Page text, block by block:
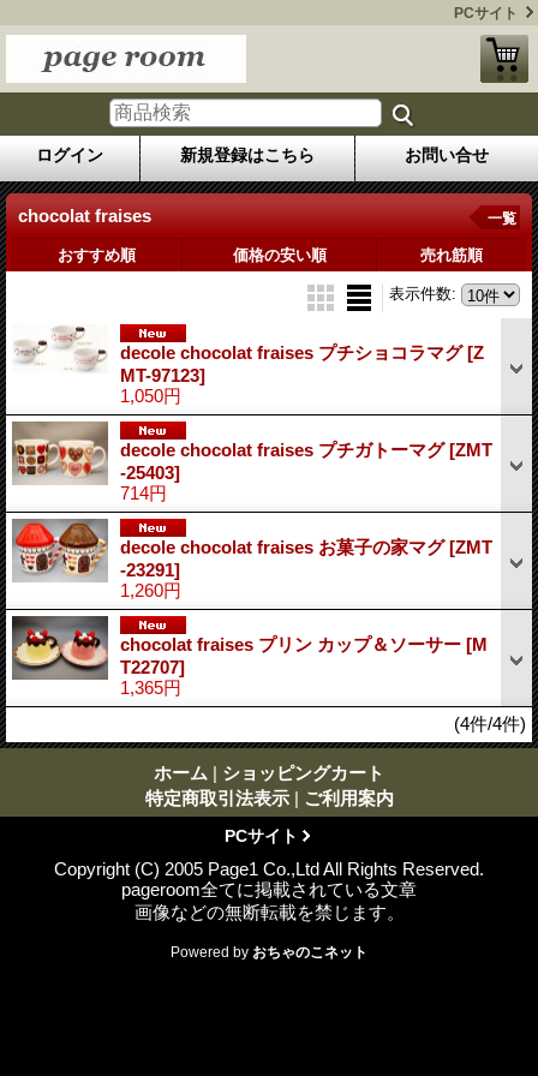
PCサイト
ログイン 新規登録はこちら お問い合せ
chocolat fraises 一覧
おすすめ順 価格の安い順 売れ筋順
表示件数:
decole chocolat fraises プチショコラマグ[Z
MT-97123]
1,050円
decole chocolat fraises プチガトーマグ[ZMT
-25403]
714円
decole chocolat fraises お菓子の家マグ[ZMT
-23291]
1,260円
chocolat fraises プリン カップ＆ソーサー [M
T22707]
1,365円
(4件/4件)
ホーム | ショッピングカート
特定商取引法表示 | ご利用案内
PCサイト
Copyright (C) 2005 Page1 Co.,Ltd All Rights Reserved.
pageroom全てに掲載されている文章
画像などの無断転載を禁じます。
Powered by おちゃのこネット